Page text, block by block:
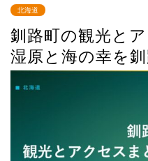
北海道
釧路町の観光と
湿原と海の幸を